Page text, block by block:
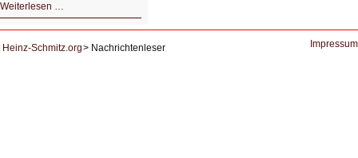
Weiterlesen …
Der
KI
Heinz-Schmitz.org Nachrichtenleser Impressum